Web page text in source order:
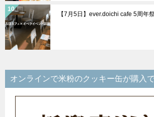
【7月5日】ever.doichi cafe 5周年
オンラインで米粉のクッキー缶が購入